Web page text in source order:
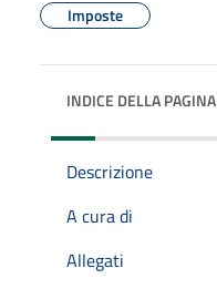
Imposte
INDICE DELLA PAGINA
Descrizione
A cura di
Allegati